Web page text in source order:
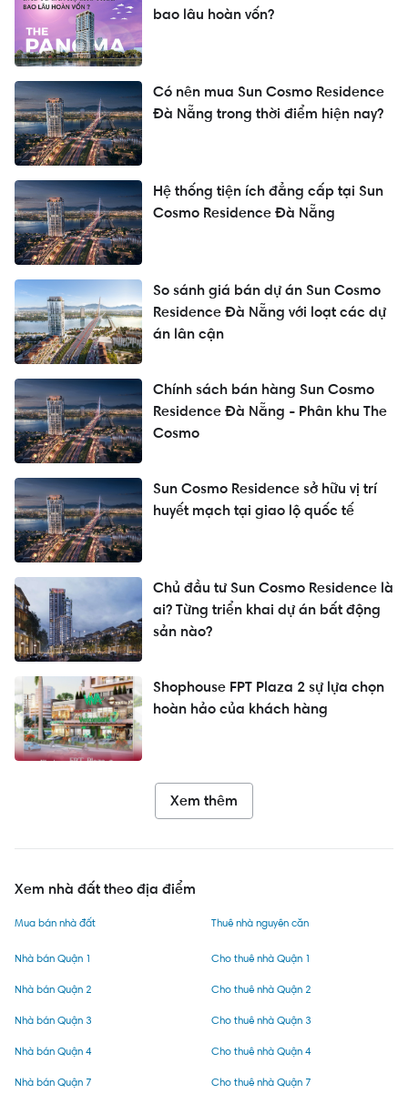
bao lâu hoàn vốn?
Có nên mua Sun Cosmo Residence
Đà Nẵng trong thời điểm hiện nay?
Hệ thống tiện ích đẳng cấp tại Sun
Cosmo Residence Đà Nẵng
So sánh giá bán dự án Sun Cosmo
Residence Đà Nẵng với loạt các dự
án lân cận
Chính sách bán hàng Sun Cosmo
Residence Đà Nẵng - Phân khu The
Cosmo
Sun Cosmo Residence sở hữu vị trí
huyết mạch tại giao lộ quốc tế
Chủ đầu tư Sun Cosmo Residence là
ai? Từng triển khai dự án bất động
sản nào?
Shophouse FPT Plaza 2 sự lựa chọn
hoàn hảo của khách hàng
Xem thêm
Xem nhà đất theo địa điểm
Mua bán nhà đất
Nhà bán Quận 1
Nhà bán Quận 2
Nhà bán Quận 3
Nhà bán Quận 4
Nhà bán Quận 7
Thuê nhà nguyên căn
Cho thuê nhà Quận 1
Cho thuê nhà Quận 2
Cho thuê nhà Quận 3
Cho thuê nhà Quận 4
Cho thuê nhà Quận 7